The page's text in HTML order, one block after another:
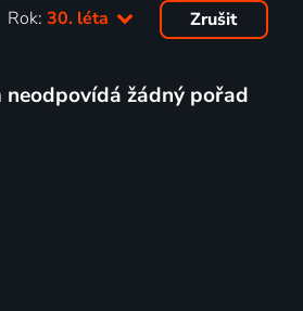
Rok:30. léta Zrušit
žádný pořad